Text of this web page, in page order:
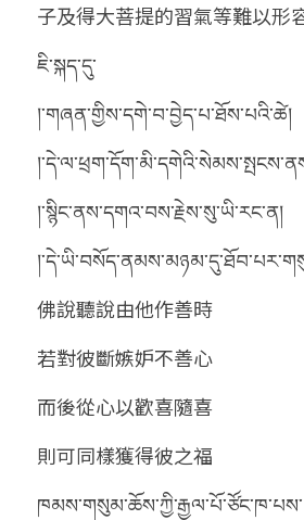
子及得大菩提的習氣等難以形
ཇི་སྐད་དུ་
།་གཞན་གྱིས་དགེ་བ་བྱེད་པ་ཐོས་པའི་ཚེ།
།་སྙིང་ནས་དགའ་བས་རྗེས་སུ་ཡི་རང་ན།
佛說聽說由他作善時
若對彼斷嫉妒不善心
而後從心以歡喜隨喜
則可同樣獲得彼之福
ཁམས་གསུམ་ཆོས་ཀྱི་རྒྱལ་པོ་ཙོང་ཁ་པས་